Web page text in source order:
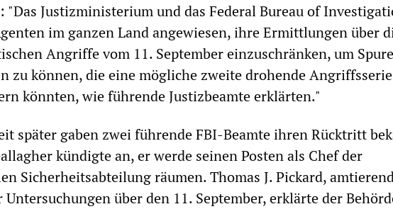
"Das Justizministerium und das Federal Bureau of
im ganzen Land angewiesen, ihre Ermittlungen über
Angriffe vom 11. September einzuschränken, um
zu können, die eine mögliche zweite drohende Angriffsserie
könnten, wie führende Justizbeamte erklärten."
später gaben zwei führende FBI-Beamte ihren Rücktritt
kündigte an, er werde seinen Posten als Chef der
Sicherheitsabteilung räumen. Thomas J. Pickard,
Untersuchungen über den 11. September, erklärte der